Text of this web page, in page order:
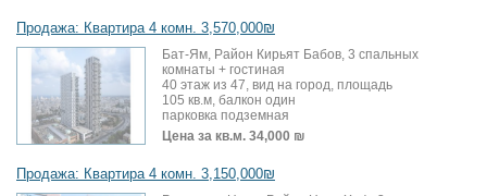
Продажа: Квартира 4 комн. 3,570,000₪
Бат-Ям, Район Кирьят Бабов, 3 спальных
комнаты + гостиная
40 этаж из 47, вид на город, площадь
105 кв.м, балкон один
парковка подземная
Цена за кв.м. 34,000 ₪
Продажа: Квартира 4 комн. 3,150,000₪